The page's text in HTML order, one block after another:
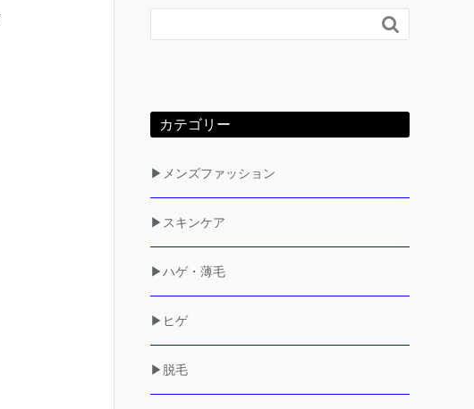

カテゴリー
▶メンズファッション
▶スキンケア
▶ハゲ・薄毛
▶ヒゲ
▶脱毛